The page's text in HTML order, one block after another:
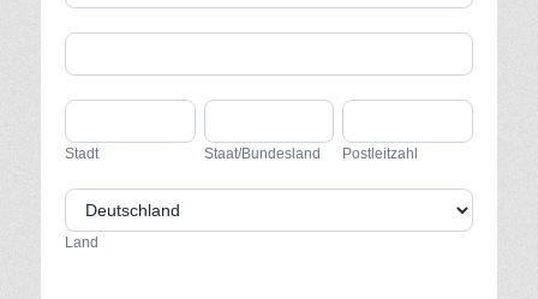
Adresse
Stadt
Stadt
Staat/Bundesland
Staat/Bundesland
Postleitzahl
Postleitzahl
Land
Land